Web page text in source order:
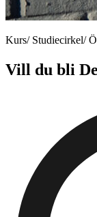
Kurs/ Studiecirkel/
Vill du bli